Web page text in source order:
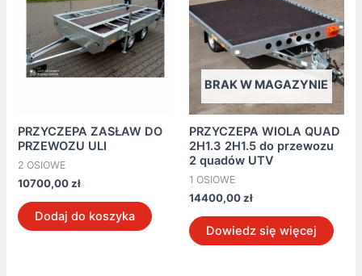
PRZYCZEPA ZASŁAW DO
PRZEWOZU ULI
2 OSIOWE
10700,00zł
Dodaj do koszyka
BRAK W MAGAZYNIE
PRZYCZEPA WIOLA QUAD
2H1.3 2H1.5 do przewozu
2 quadów UTV
1 OSIOWE
14400,00zł
Dowiedz się więcej